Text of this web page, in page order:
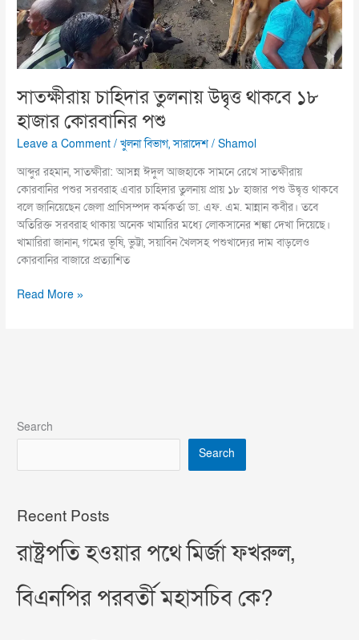
সাতক্ষীরায় চাহিদার তুলনায় উদ্বৃত্ত থাকবে ১৮
হাজার কোরবানির পশু
Leave a Comment /খুলনা বিভাগ,সারাদেশ /Shamol
আব্দুর রহমান, সাতক্ষীরা: আসন্ন ঈদুল আজহাকে সামনে রেখে সাতক্ষীরায়
কোরবানির পশুর সরবরাহ এবার চাহিদার তুলনায় প্রায় ১৮ হাজার পশু উদ্বৃত্ত থাকবে
বলে জানিয়েছেন জেলা প্রাণিসম্পদ কর্মকর্তা ডা. এফ. এম. মান্নান কবীর। তবে
অতিরিক্ত সরবরাহ থাকায় অনেক খামারির মধ্যে লোকসানের শঙ্কা দেখা দিয়েছে।
খামারিরা জানান, গমের ভূষি, ভুট্টা, সয়াবিন খৈলসহ পশুখাদ্যের দাম বাড়লেও
কোরবানির বাজারে প্রত্যাশিত
হাজার
কোরবানির
পশু
Read More »
Search
Search
Recent Posts
রাষ্ট্রপতি হওয়ার পথে মির্জা ফখরুল,
বিএনপির পরবর্তী মহাসচিব কে?